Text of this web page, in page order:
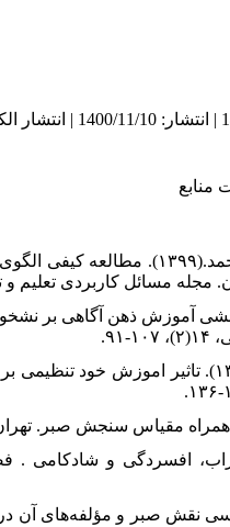
منابع
۲. اسمعیلی،معصومه، دهدست، کوثر،
کاربردی تعلیم و تربیت
صالحی فدردی، جواد، و طبیبی، زهرا (۱۳۹۷).
۴. جلوه گر، افسانه، کارشکی، حسین و اصغری نکاح،
صبر بر اضطراب، افسردگی و
فرهاد، فرمانی، اعظم و دوکوهکی، نجمه. (۱۳۹۳).